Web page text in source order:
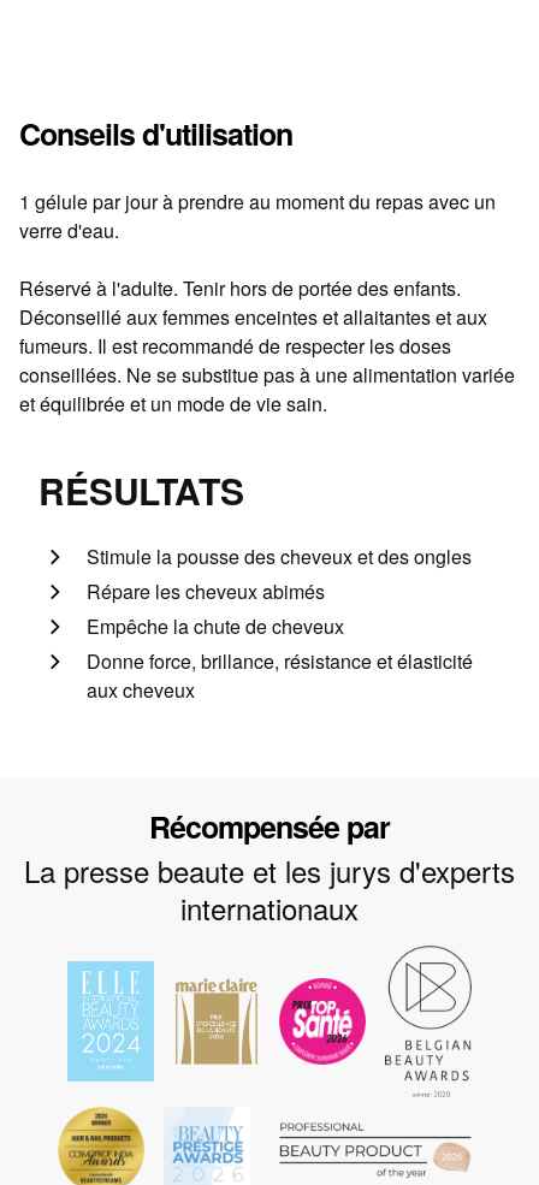
Conseils d'utilisation
1 gélule par jour à prendre au moment du repas avec un
verre d'eau.
Réservé à l'adulte. Tenir hors de portée des enfants.
Déconseillé aux femmes enceintes et allaitantes et aux
fumeurs. Il est recommandé de respecter les doses
conseillées. Ne se substitue pas à une alimentation variée
et équilibrée et un mode de vie sain.
RÉSULTATS
Stimule la pousse des cheveux et des ongles
Répare les cheveux abimés
Empêche la chute de cheveux
Donne force, brillance, résistance et élasticité
aux cheveux
Récompensée par
La presse beaute et les jurys d'experts
internationaux